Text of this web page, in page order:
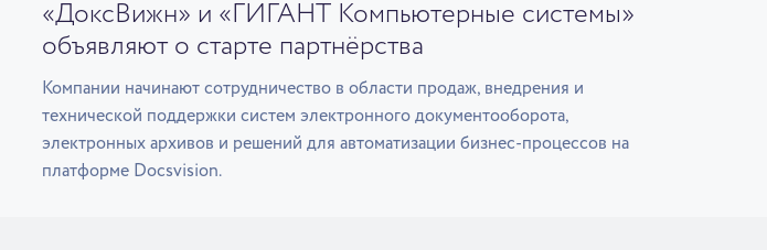
«ДоксВижн» и «ГИГАНТ Компьютерные системы»
объявляют о старте партнёрства
Компании начинают сотрудничество в области продаж, внедрения и
технической поддержки систем электронного документооборота,
электронных архивов и решений для автоматизации бизнес-процессов на
платформе Docsvision.